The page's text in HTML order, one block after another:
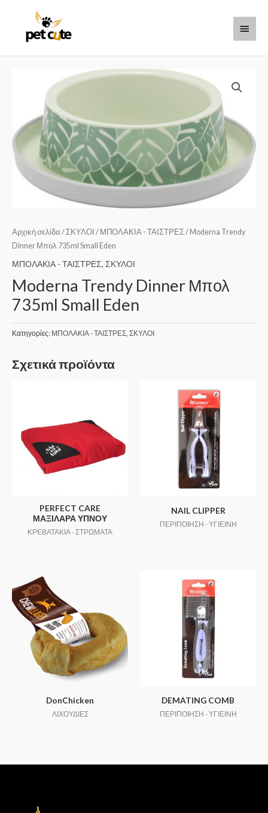
περιεχόμενο
Κύριο
Αρχική σελίδα /ΣΚΥΛΟΙ / ΜΠΟΛΑΚΙΑ - ΤΑΙΣΤΡΕΣ / Moderna Trendy
Dinner Μπολ 735ml Small Eden
ΜΠΟΛΑΚΙΑ - ΤΑΙΣΤΡΕΣ, ΣΚΥΛΟΙ
Moderna Trendy Dinner Μπολ
735ml Small Eden
Κατηγορίες: ΜΠΟΛΑΚΙΑ - ΤΑΙΣΤΡΕΣ ΣΚΥΛΟΙ
Σχετικά προϊόντα
PERFECT CARE
ΜΑΞΙΛΑΡΑ ΥΠΝΟΥ
ΚΡΕΒΑΤΑΚΙΑ - ΣΤΡΩΜΑΤΑ
NAIL CLIPPER
ΠΕΡΙΠΟΙΗΣΗ - ΥΓΙΕΙΝΗ
DonChicken
ΛΙΧΟΥΔΙΕΣ
DEMATING COMB
ΠΕΡΙΠΟΙΗΣΗ - ΥΓΙΕΙΝΗ